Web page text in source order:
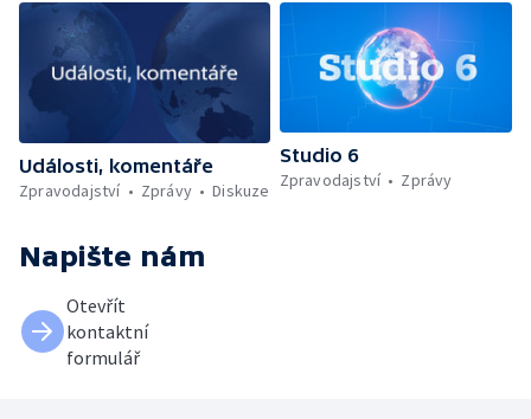
Události, komentáře
Zpravodajství
Zprávy Diskuze
Studio 6
Zpravodajství
Zprávy
Napište nám
Otevřít
kontaktní
formulář